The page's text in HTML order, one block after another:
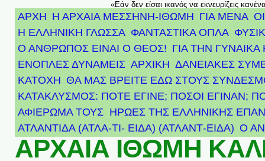
«Εάν δεν είσαι ικανός να εκνευρίζεις
ΑΡΧΗ Η ΑΡΧΑΙΑ ΜΕΣΣΗΝΗ-ΙΘΩΜΗ ΓΙΑ ΜΕΝΑ
Η ΕΛΛΗΝΙΚΗ ΓΛΩΣΣΑ ΦΑΝΤΑΣΤΙΚΑ ΟΠΛΑ
Ο ΑΝΘΡΩΠΟΣ ΕΙΝΑΙ Ο ΘΕΟΣ! ΓΙΑ ΤΗΝ ΓΥΝΑΙΚΑ
ΕΝΟΠΛΕΣ ΔΥΝΑΜΕΙΣ ΑΡΧΙΚΉ ΔΑΝΕΙΑΚΕΣ
ΚΑΤΟΧΗ ΘΑ ΜΑΣ ΒΡΕΙΤΕ ΕΔΩ ΣΤΟΥΣ
ΚΑΤΑΚΛΥΣΜΟΣ: ΠΟΤΕ ΕΓΙΝΕ; ΠΟΣΟΙ ΕΓΙΝΑΝ;
ΑΦΙΈΡΩΜΑ ΤΟΥΣ ΉΡΩΕΣ ΤΗΣ ΕΛΛΗΝΙΚΉΣ
ΑΤΛΑΝΤΊΔΑ (ΑΤΛΑ-ΤΙ- ΕΙΔΑ) (ΑΤΛΑΝΤ-ΕΙΔΑ) Ο
ΑΡΧΑΙΑ ΙΘΩΜΗ